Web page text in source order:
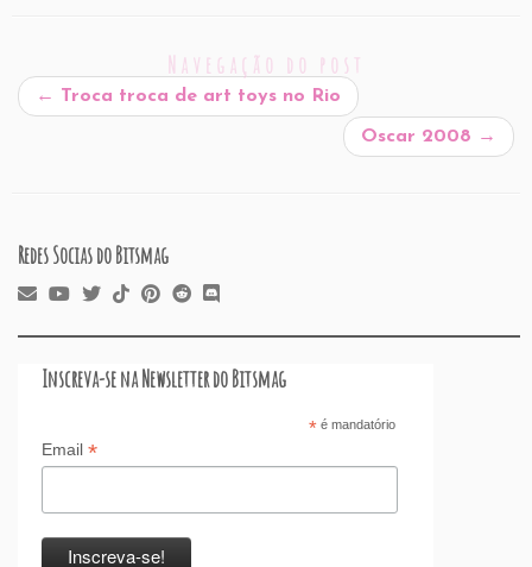
b
o
e
dI
n
A
p
P
re
ss
t
d
s
o
n
Navegação do post
← Troca troca de art toys no Rio
Oscar 2008 →
Redes Socias do Bitsmag
Inscreva-se na Newsletter do Bitsmag
*é mandatório
Email *